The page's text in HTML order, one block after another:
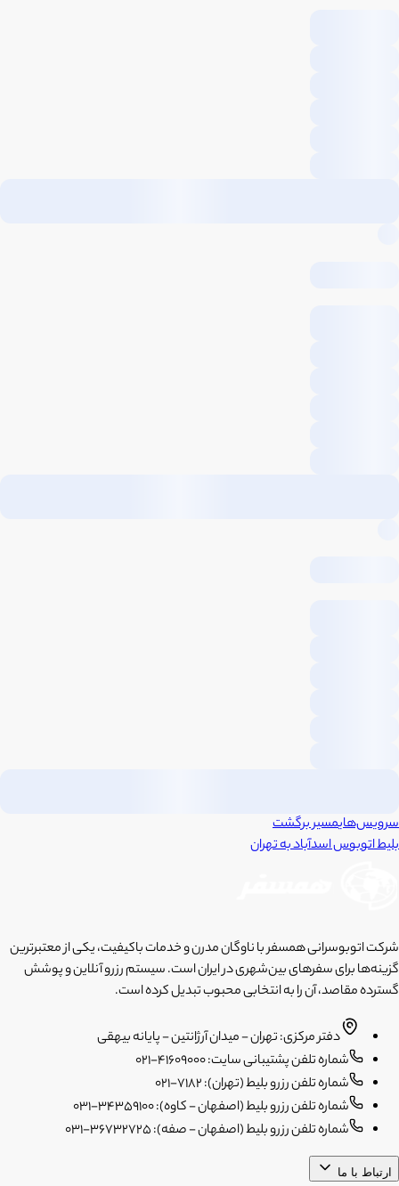
سرویس‌هایمسیر برگشت
بلیط اتوبوساسدآبادبهتهران
شرکت اتوبوسرانی همسفر با ناوگان مدرن و خدمات باکیفیت، یکی از معتبرترین
گزینه‌ها برای سفرهای بین‌شهری در ایران است. سیستم رزرو آنلاین و پوشش
گسترده مقاصد، آن را به انتخابی محبوب تبدیل کرده است.
دفتر مرکزی: تهران - میدان آرژانتین - پایانه بیهقی
شماره تلفن پشتیبانی سایت: 41609000-021
شماره تلفن رزرو بلیط (تهران): 7182-021
شماره تلفن رزرو بلیط (اصفهان - کاوه): 34359100-031
شماره تلفن رزرو بلیط (اصفهان - صفه): 36732725-031
ارتباط با ما